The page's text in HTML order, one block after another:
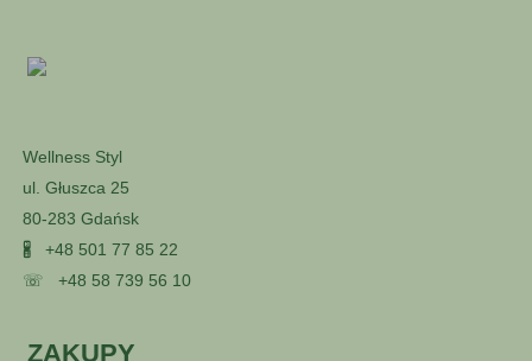
Wellness Styl
ul. Głuszca 25
80-283 Gdańsk
🖁 +48 501 77 85 22
☏ +48 58 739 56 10
ZAKUPY